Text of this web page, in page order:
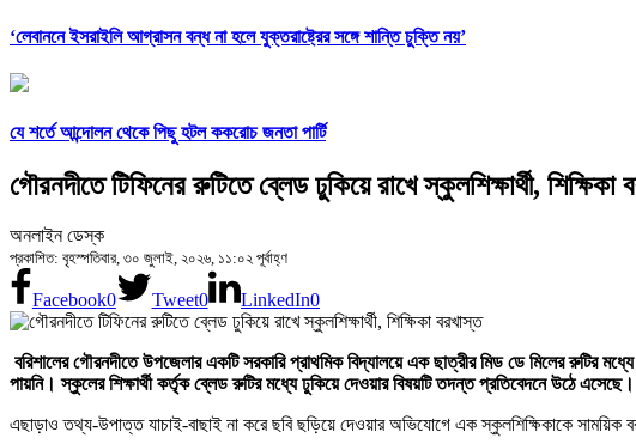
‘লেবাননে ইসরাইলি আগ্রাসন বন্ধ না হলে যুক্তরাষ্ট্রের সঙ্গে শান্তি চুক্তি নয়’
যে শর্তে আন্দোলন থেকে পিছু হটল ককরোচ জনতা পার্টি
গৌরনদীতে টিফিনের রুটিতে ব্লেড ঢুকিয়ে রাখে স্কুলশিক্ষার্থী, শিক্ষিকা
অনলাইন ডেস্ক
প্রকাশিত: বৃহস্পতিবার, ৩০ জুলাই, ২০২৬, ১১:০২ পূর্বাহ্ণ
Facebook0 Tweet0 LinkedIn0
বরিশালের গৌরনদীতে উপজেলার একটি সরকারি প্রাথমিক বিদ্যালয়ে এক ছাত্রীর মিড ডে মিলের রুটির
পায়নি। স্কুলের শিক্ষার্থী কর্তৃক ব্লেড রুটির মধ্যে ঢুকিয়ে দেওয়ার বিষয়টি তদন্ত প্রতিবেদনে উঠে এসেছে।
এছাড়াও তথ্য-উপাত্ত যাচাই-বাছাই না করে ছবি ছড়িয়ে দেওয়ার অভিযোগে এক স্কুলশিক্ষিকাকে সাময়িক